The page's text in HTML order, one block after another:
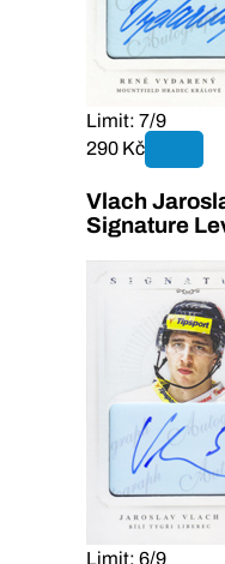
Limit: 7/9
290 Kč
Vlach
Signature
Limit: 6/9